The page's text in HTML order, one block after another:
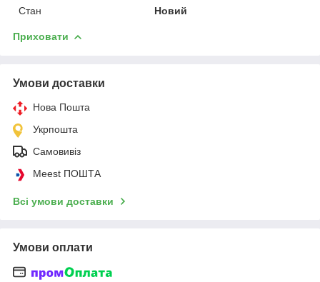
Стан
Новий
Приховати
Умови доставки
Нова Пошта
Укрпошта
Самовивіз
Meest ПОШТА
Всі умови доставки
Умови оплати